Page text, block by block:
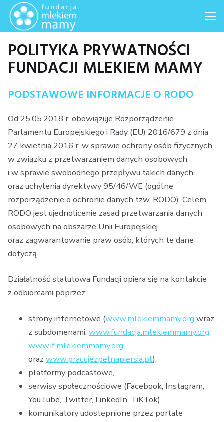
POLITYKA PRYWATNOŚCI
FUNDACJI MLEKIEM MAMY
PODSTAWOWE INFORMACJE O RODO
Od 25.05.2018 r. obowiązuje Rozporządzenie
Parlamentu Europejskiego i Rady (EU) 2016/679 z dnia
27 kwietnia 2016 r. w sprawie ochrony osób fizycznych
w związku z przetwarzaniem danych osobowych
i w sprawie swobodnego przepływu takich danych
oraz uchylenia dyrektywy 95/46/WE (ogólne
rozporządzenie o ochronie danych tzw. RODO). Celem
RODO jest ujednolicenie zasad przetwarzania danych
osobowych na obszarze Unii Europejskiej
oraz zagwarantowanie praw osób, których te dane
dotyczą.
Działalność statutowa Fundacji opiera się na kontakcie
z odbiorcami poprzez:
strony internetowe (www.mlekiemmamy.org wraz
z subdomenami:www.fundacja.mlekiemmamy.org,
www.if.mlekiemmamy.org
orazwww.pracujezpelnapiersia.pl),
platformy podcastowe,
serwisy społecznościowe (Facebook, Instagram,
YouTube, Twitter, LinkedIn, TiKTok),
komunikatory udostępnione przez portale